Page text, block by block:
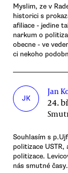
Myslim, ze v
historici s
afiliace - jedine
narkum o
obecne - ve
ci nekoho
JK
Jan
24.
Souhlasím s
politizace
politizace.
nás smutné časy.